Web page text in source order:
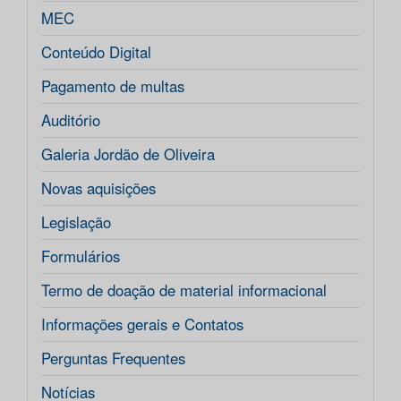
MEC
Conteúdo Digital
Pagamento de multas
Auditório
Galeria Jordão de Oliveira
Novas aquisições
Legislação
Formulários
Termo de doação de material informacional
Informações gerais e Contatos
Perguntas Frequentes
Notícias